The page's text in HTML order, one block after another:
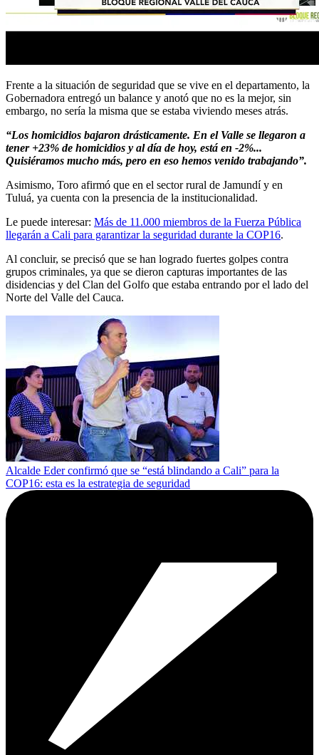
Frente a la situación de seguridad que se vive en el departamento, la
Gobernadora entregó un balance y anotó que no es la mejor, sin
embargo, no sería la misma que se estaba viviendo meses atrás.
“Los homicidios bajaron drásticamente. En el Valle se llegaron a
tener +23% de homicidios y al día de hoy, está en -2%...
Quisiéramos mucho más, pero en eso hemos venido trabajando”.
Asimismo, Toro afirmó que en el sector rural de Jamundí y en
Tuluá, ya cuenta con la presencia de la institucionalidad.
Le puede interesar: Más de 11.000 miembros de la Fuerza Pública
llegarán a Cali para garantizar la seguridad durante la COP16.
Al concluir, se precisó que se han logrado fuertes golpes contra
grupos criminales, ya que se dieron capturas importantes de las
disidencias y del Clan del Golfo que estaba entrando por el lado del
Norte del Valle del Cauca.
Alcalde Eder confirmó que se “está blindando a Cali” para la
COP16: esta es la estrategia de seguridad